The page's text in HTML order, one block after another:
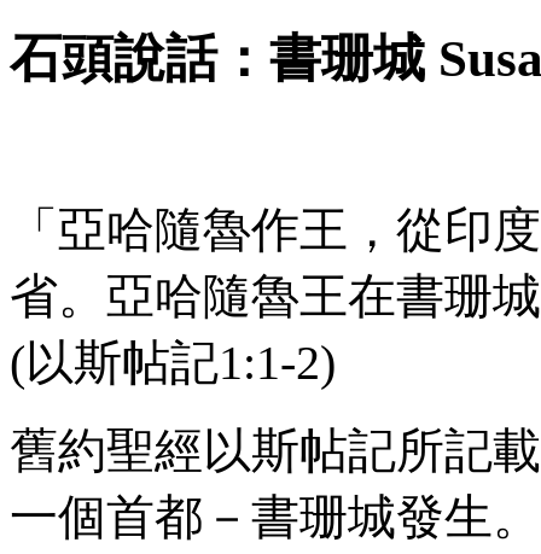
石頭說話： 書珊城
「亞哈隨魯作王，從印
省。亞哈隨魯王在書珊
(以斯帖記1:1-2)
舊約聖經以斯帖記所記
一個首都－書珊城發生